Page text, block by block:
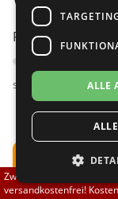
Flexerinas
Rummos
Rumpf
SoDanca
TopTanz
Passt am besten
schmal
Hinweis: Der
Empfehlung:
Zwischen 70,00 EUR
versandkostenfrei!
ALLE